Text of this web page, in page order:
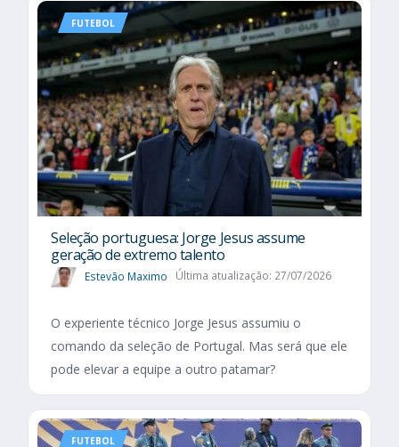
FUTEBOL
Seleção portuguesa: Jorge Jesus assume
geração de extremo talento
Estevão Maximo Última atualização: 27/07/2026
O experiente técnico Jorge Jesus assumiu o
comando da seleção de Portugal. Mas será que ele
pode elevar a equipe a outro patamar?
FUTEBOL